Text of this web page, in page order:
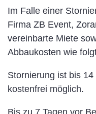
Im Falle einer
Firma ZB Event,
vereinbarte Miete
Abbaukosten wie
Stornierung ist bis
kostenfrei möglich.